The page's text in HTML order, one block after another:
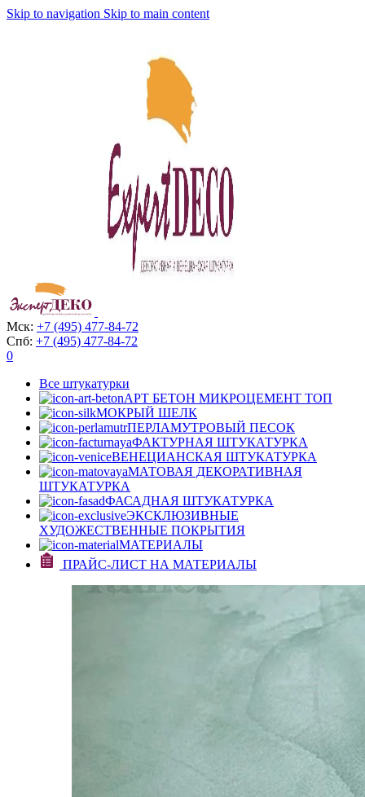
Skip to navigation Skip to main content
Мск: +7 (495) 477-84-72
Спб: +7 (495) 477-84-72
0
Все штукатурки
АРТ БЕТОН МИКРОЦЕМЕНТ ТОП
МОКРЫЙ ШЕЛК
ПЕРЛАМУТРОВЫЙ ПЕСОК
ФАКТУРНАЯ ШТУКАТУРКА
ВЕНЕЦИАНСКАЯ ШТУКАТУРКА
МАТОВАЯ ДЕКОРАТИВНАЯ
ШТУКАТУРКА
ФАСАДНАЯ ШТУКАТУРКА
ЭКСКЛЮЗИВНЫЕ
ХУДОЖЕСТВЕННЫЕ ПОКРЫТИЯ
МАТЕРИАЛЫ
ПРАЙС-ЛИСТ НА МАТЕРИАЛЫ